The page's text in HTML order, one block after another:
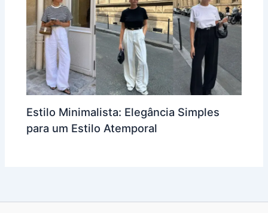
Estilo Minimalista: Elegância Simples
para um Estilo Atemporal